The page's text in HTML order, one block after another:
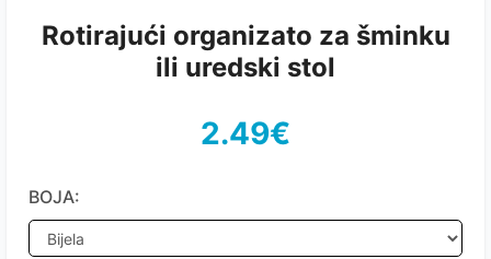
Rotirajući organizato za šminku
ili uredski stol
2.49€
BOJA: